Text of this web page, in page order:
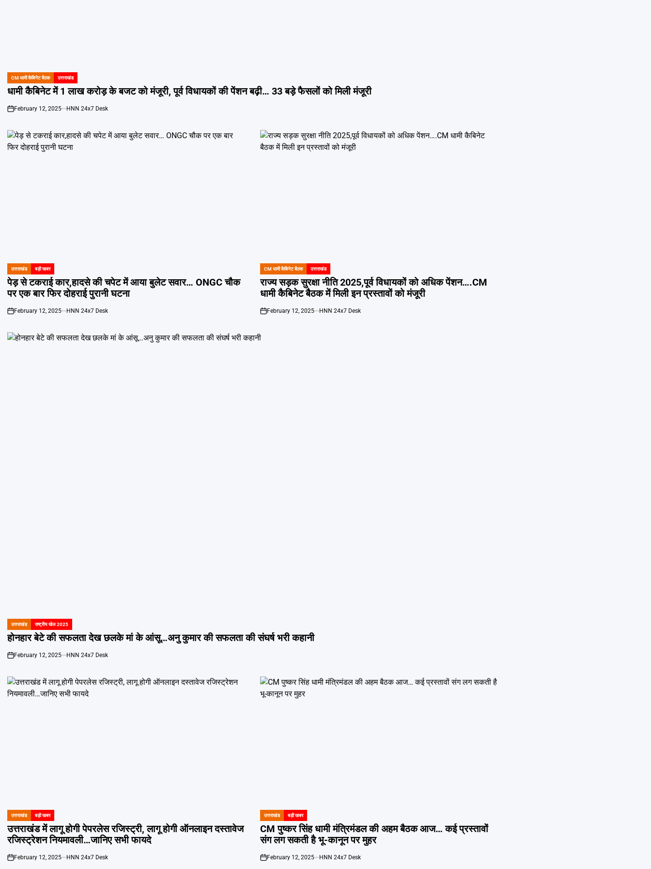
POSTED
IN
CM धामी कैबिनेट बैठक उत्तराखंड
धामी कैबिनेट में 1 लाख करोड़ के बजट को मंजूरी, पूर्व विधायकों की पेंशन बढ़ी… 33 बड़े फैसलों को मिली मंजूरी
on
February 12, 2025 HNN 24x7 Desk
POSTED
IN
उत्तराखंड बड़ी खबर
पेड़ से टकराई कार,हादसे की चपेट में आया बुलेट सवार… ONGC चौक
पर एक बार फिर दोहराई पुरानी घटना
on
February 12, 2025 HNN 24x7 Desk
POSTED
IN
CM धामी कैबिनेट बैठक उत्तराखंड
राज्य सड़क सुरक्षा नीति 2025,पूर्व विधायकों को अधिक पेंशन….CM
धामी कैबिनेट बैठक में मिली इन प्रस्तावों को मंजूरी
on
February 12, 2025 HNN 24x7 Desk
POSTED
IN
उत्तराखंड राष्ट्रीय खेल 2025
होनहार बेटे की सफलता देख छलके मां के आंसू…अनु कुमार की सफलता की संघर्ष भरी कहानी
on
February 12, 2025 HNN 24x7 Desk
POSTED
IN
उत्तराखंड बड़ी खबर
उत्तराखंड में लागू होगी पेपरलेस रजिस्ट्री, लागू होगी ऑनलाइन दस्तावेज
रजिस्ट्रेशन नियमावली…जानिए सभी फायदे
on
February 12, 2025 HNN 24x7 Desk
POSTED
IN
उत्तराखंड बड़ी खबर
CM पुष्कर सिंह धामी मंत्रिमंडल की अहम बैठक आज… कई प्रस्तावों
संग लग सकती है भू-कानून पर मुहर
on
February 12, 2025 HNN 24x7 Desk